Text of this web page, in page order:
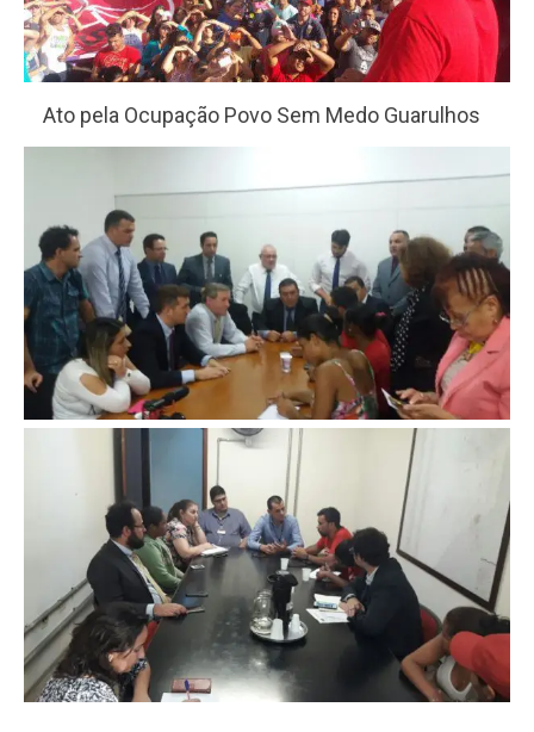
Ato pela Ocupação Povo Sem Medo Guarulhos